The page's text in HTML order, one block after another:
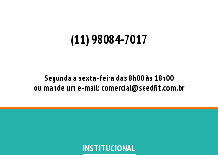
(11) 98084-7017
Segunda a sexta-feira das 8h00 às 18h00
ou mande um e-mail: comercial@seedfit.com.br
INSTITUCIONAL